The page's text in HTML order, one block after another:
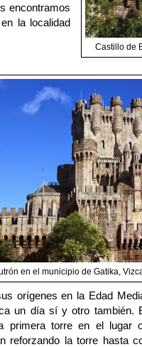
Castillo de
encontramos
la localidad
en el municipio de Gatika,
orígenes en la Edad
un día sí y otro también.
primera torre en el lugar
reforzando la torre hasta